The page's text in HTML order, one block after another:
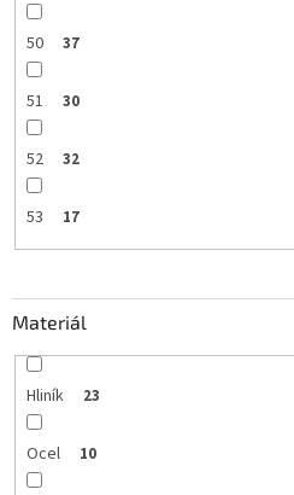
50 37
51 30
52 32
53 17
Materiál
Hliník 23
Ocel 10